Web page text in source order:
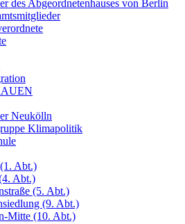
des Abgeordnetenhauses von Berlin
Neukölln
Klimapolitik
Abt.)
Abt.)
(5. Abt.)
(9. Abt.)
Mitte (10. Abt.)